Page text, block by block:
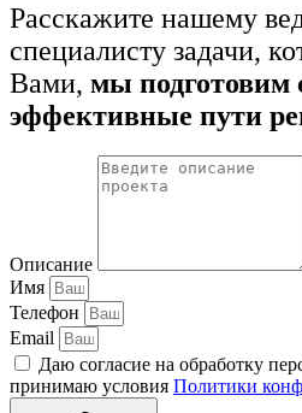
Расскажите нашему
специалисту задачи,
Вами, мы подготовим
эффективные пути
Описание
Имя
Телефон
Email
Даю согласие на обработку
принимаю условия Политики